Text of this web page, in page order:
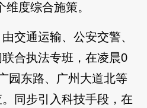
度综合施策。
交通运输、公安交警、
合执法专班，在凌晨0
园东路、广州大道北等
同步引入科技手段，在